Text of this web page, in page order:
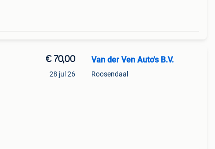
€ 70,00
28 jul 26
Van der Ven Auto's B.V.
Roosendaal